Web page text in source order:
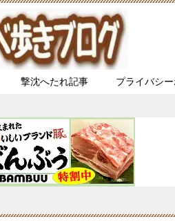
撃沈へたれ記事 プライバシ